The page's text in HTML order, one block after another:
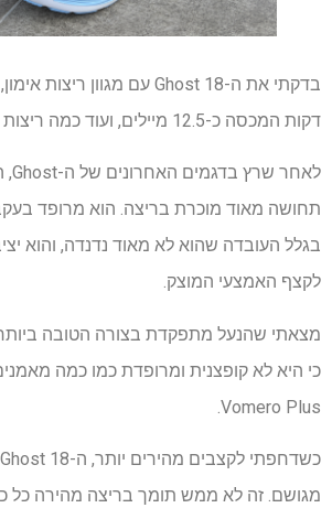
דקות המכסה כ-12.5 מיילים, ועוד כמה ריצות קצרות וקצרות יותר.
תחושה מאוד מוכרת בריצה. הוא מרופד
בגלל העובדה שהוא לא מאוד נדנדה, והוא
לקצף האמצעי המוצק.
מצאתי שהנעל מתפקדת בצורה הטובה
Vomero Plus.
מגושם. זה לא ממש תומך בריצה מהירה כל